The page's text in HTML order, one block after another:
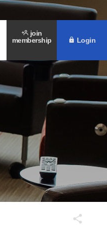
join
membership
Login